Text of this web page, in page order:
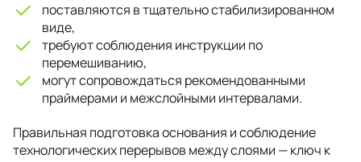
поставляются в тщательно стабилизированном
виде,
требуют соблюдения инструкции по
перемешиванию,
могут сопровождаться рекомендованными
праймерами и межслойными интервалами.
Правильная подготовка основания и соблюдение
технологических перерывов между слоями — ключ к